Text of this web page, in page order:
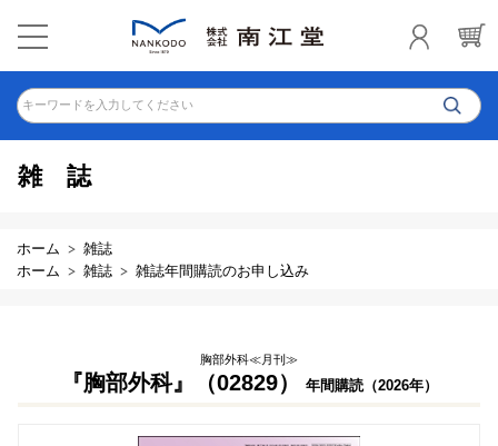
キーワードを入力してください
雑誌
ホーム
雑誌
ホーム
雑誌 雑誌年間購読のお申し込み
胸部外科≪月刊≫
『胸部外科』（02829） 年間購読（2026年）